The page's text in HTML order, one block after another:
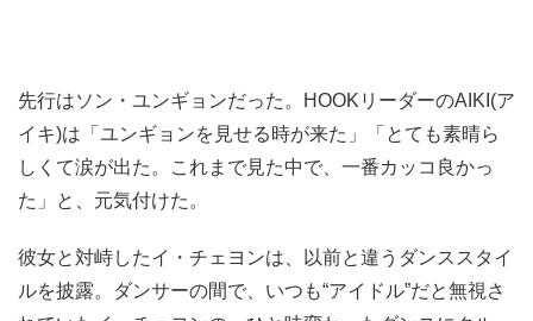
先行はソン・ユンギョンだった。HOOKリーダーのAIKI(ア
イキ)は「ユンギョンを見せる時が来た」「とても素晴ら
しくて涙が出た。これまで見た中で、一番カッコ良かっ
た」と、元気付けた。
彼女と対峙したイ・チェヨンは、以前と違うダンススタイ
ルを披露。ダンサーの間で、いつも“アイドル”だと無視さ